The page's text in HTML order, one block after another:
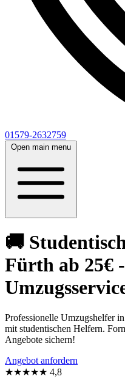
01579-2632759
Open main menu
🚚
Fürth ab 25€
Professionelle Umzugshelfer
mit studentischen Helfern.
Angebote sichern!
Angebot anfordern
★★★★★ 4,8